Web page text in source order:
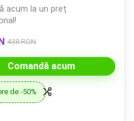
acum la un preț
438 RON
Comandă acum
de -50%